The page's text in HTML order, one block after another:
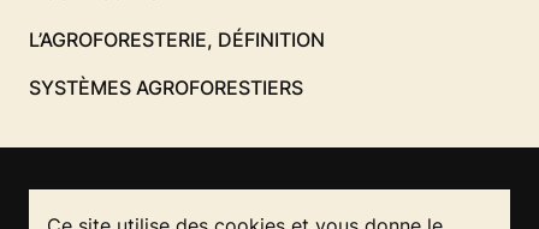
L’AGROFORESTERIE, DÉFINITION
SYSTÈMES AGROFORESTIERS